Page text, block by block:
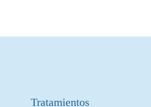
Tratamientos